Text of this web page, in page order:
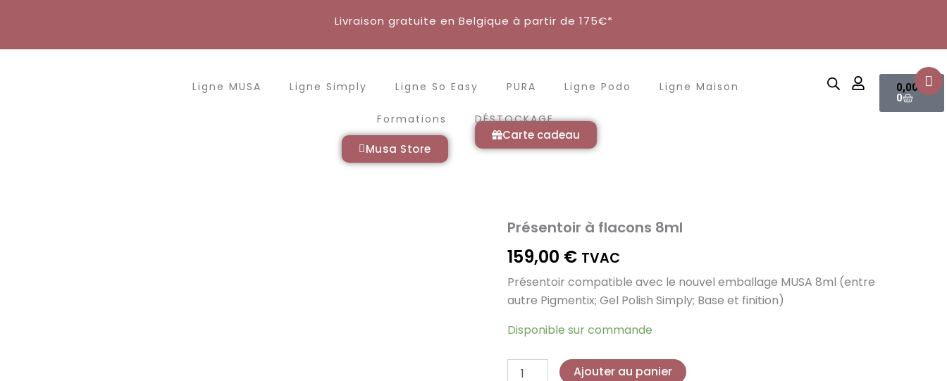
Livraison gratuite en Belgique à partir de 175€*
Ligne MUSA Ligne Simply Ligne So Easy PURA Ligne Podo Ligne Maison
Formations DÉSTOCKAGE
Musa Store
Carte cadeau
0,00
€
0
Panier
Présentoir à flacons 8ml
159,00 € TVAC
Présentoir compatible avec le nouvel emballage MUSA 8ml (entre
autre Pigmentix; Gel Polish Simply; Base et finition)
Disponible sur commande
quantité
Présentoir
à
flacons
8ml
Ajouter au panier